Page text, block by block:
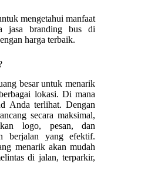
mengetahui manfaat
jasa branding bus di
harga terbaik.
besar untuk menarik
lokasi. Di mana
Anda terlihat. Dengan
secara maksimal,
logo, pesan, dan
berjalan yang efektif.
menarik akan mudah
di jalan, terparkir,